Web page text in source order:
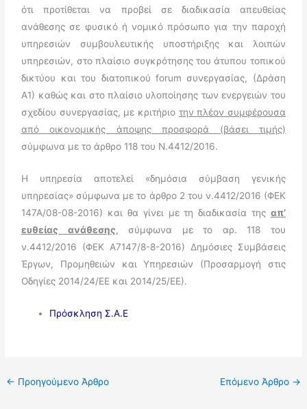
ότι προτίθεται να προβεί σε διαδικασία απευθείας
ανάθεσης σε φυσικό ή νομικό πρόσωπο για την παροχή
υπηρεσιών συμβουλευτικής υποστήριξης και λοιπών
υπηρεσιών, στο πλαίσιο συγκρότησης του άτυπου τοπικού
δικτύου και του διατοπικού forum συνεργασίας, (Δράση
Α1) καθώς και στο πλαίσιο υλοποίησης των ενεργειών του
σχεδίου συνεργασίας, με κριτήριο την πλέον συμφέρουσα
από οικονομικής άποψης προσφορά (βάσει τιμής)
σύμφωνα με το άρθρο 118 του Ν.4412/2016.
Η υπηρεσία αποτελεί «δημόσια σύμβαση γενικής
υπηρεσίας» σύμφωνα με το άρθρο 2 του ν.4412/2016 (ΦΕΚ
147Α/08-08-2016) και θα γίνει με τη διαδικασία της απ’
ευθείας ανάθεσης, σύμφωνα με το αρ. 118 του
ν.4412/2016 (ΦΕΚ Α7147/8-8-2016) Δημόσιες Συμβάσεις
Έργων, Προμηθειών και Υπηρεσιών (Προσαρμογή στις
Οδηγίες 2014/24/ΕΕ και 2014/25/ΕΕ).
Πρόσκληση Σ.Α.Ε
← Προηγούμενο Άρθρο Επόμενο Άρθρο →